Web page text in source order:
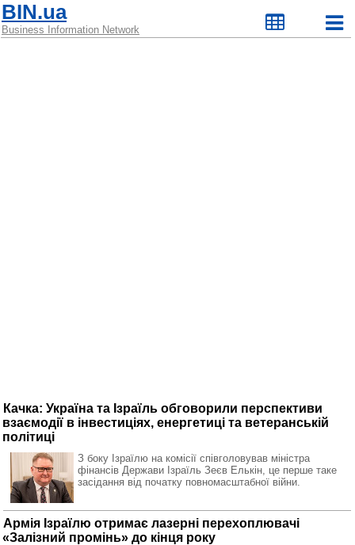
BIN.ua
Business Information Network
Качка: Україна та Ізраїль обговорили перспективи
взаємодії в інвестиціях, енергетиці та ветеранській
політиці
З боку Ізраїлю на комісії співголовував міністра
фінансів Держави Ізраїль Зеєв Елькін, це перше таке
засідання від початку повномасштабної війни.
Армія Ізраїлю отримає лазерні перехоплювачі
«Залізний промінь» до кінця року